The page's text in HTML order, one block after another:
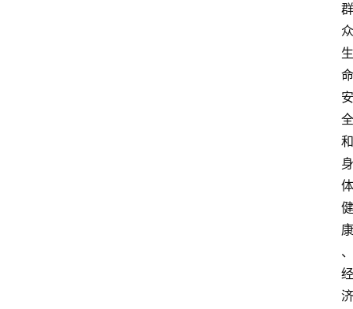
群
众
生
命
安
全
和
身
体
健
康
、
经
济